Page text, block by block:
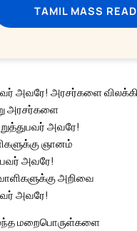
TAMIL MASS
அவரே! அரசர்களை விலக்கி
அரசர்களை
அவரே!
ஞானம்
அவரே!
அறிவை
அவரே!
மறைபொருள்களை